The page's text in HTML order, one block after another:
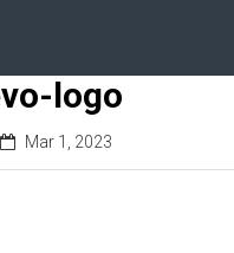
logo
Mar 1, 2023